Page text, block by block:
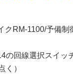
クRM-1100/予備
回線選択スイッ
く）